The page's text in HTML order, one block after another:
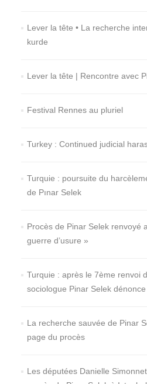
Lever la tête • La recherche
kurde
Lever la tête | Rencontre avec
Festival Rennes au pluriel
Turkey : Continued judicial
Turquie : poursuite du
de Pınar Selek
Procès de Pinar Selek renvoyé
guerre d’usure »
Turquie : après le 7ème renvoi
sociologue Pinar Selek
La recherche sauvée de Pinar
page du procès
Les députées Danielle